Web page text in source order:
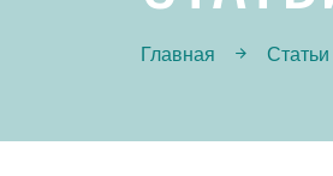
Главная Статьи